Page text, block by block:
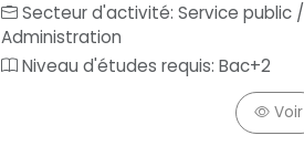
Secteur d'activité: Service public /
Administration
Niveau d'études requis: Bac+2
Voir